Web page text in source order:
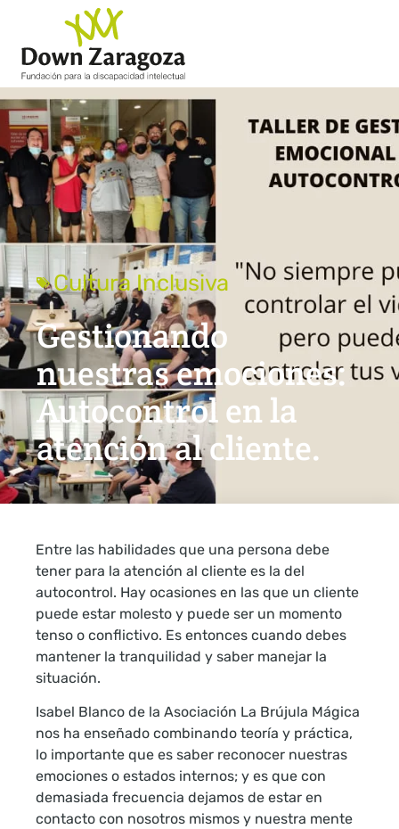
Cultura Inclusiva
Gestionando
nuestras emociones:
Autocontrol en la
atención al cliente.
Entre las habilidades que una persona debe
tener para la atención al cliente es la del
autocontrol. Hay ocasiones en las que un cliente
puede estar molesto y puede ser un momento
tenso o conflictivo. Es entonces cuando debes
mantener la tranquilidad y saber manejar la
situación.
Isabel Blanco de la Asociación La Brújula Mágica
nos ha enseñado combinando teoría y práctica,
lo importante que es saber reconocer nuestras
emociones o estados internos; y es que con
demasiada frecuencia dejamos de estar en
contacto con nosotros mismos y nuestra mente